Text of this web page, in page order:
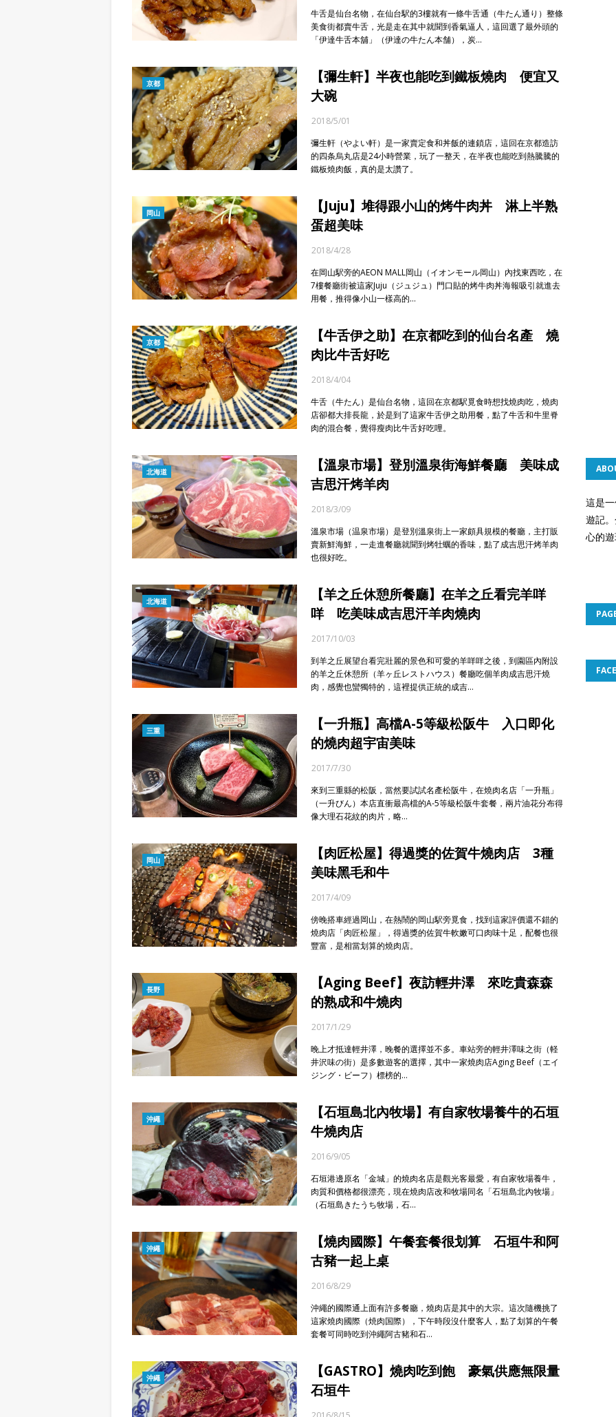
牛舌是仙台名物，在仙台駅的3樓就有一條牛舌通（牛たん通り）整條
美食街都賣牛舌，光是走在其中就聞到香氣逼人，這回選了最外頭的
「伊達牛舌本舖」（伊達の牛たん本舗），炭…
京都
【彌生軒】半夜也能吃到鐵板燒肉 便宜又
大碗
2018/5/01
彌生軒（やよい軒）是一家賣定食和丼飯的連鎖店，這回在京都造訪
的四条烏丸店是24小時營業，玩了一整天，在半夜也能吃到熱騰騰的
鐵板燒肉飯，真的是太讚了。
岡山
【Juju】堆得跟小山的烤牛肉丼 淋上半熟
蛋超美味
2018/4/28
在岡山駅旁的AEON MALL岡山（イオンモール岡山）內找東西吃，在
7樓餐廳街被這家Juju（ジュジュ）門口貼的烤牛肉丼海報吸引就進去
用餐，推得像小山一樣高的…
京都
【牛舌伊之助】在京都吃到的仙台名產 燒
肉比牛舌好吃
2018/4/04
牛舌（牛たん）是仙台名物，這回在京都駅覓食時想找燒肉吃，燒肉
店卻都大排長龍，於是到了這家牛舌伊之助用餐，點了牛舌和牛里脊
肉的混合餐，覺得瘦肉比牛舌好吃哩。
北海道
【溫泉市場】登別溫泉街海鮮餐廳 美味成
吉思汗烤羊肉
2018/3/09
溫泉市場（温泉市場）是登別溫泉街上一家頗具規模的餐廳，主打販
賣新鮮海鮮，一走進餐廳就聞到烤牡蠣的香味，點了成吉思汗烤羊肉
也很好吃。
北海道
【羊之丘休憩所餐廳】在羊之丘看完羊咩
咩 吃美味成吉思汗羊肉燒肉
2017/10/03
到羊之丘展望台看完壯麗的景色和可愛的羊咩咩之後，到園區內附設
的羊之丘休憩所（羊ヶ丘レストハウス）餐廳吃個羊肉成吉思汗燒
肉，感覺也蠻獨特的，這裡提供正統的成吉…
三重
【一升瓶】高檔A-5等級松阪牛 入口即化
的燒肉超宇宙美味
2017/7/30
來到三重縣的松阪，當然要試試名產松阪牛，在燒肉名店「一升瓶」
（一升びん）本店直衝最高檔的A-5等級松阪牛套餐，兩片油花分布得
像大理石花紋的肉片，略…
岡山
【肉匠松屋】得過獎的佐賀牛燒肉店 3種
美味黑毛和牛
2017/4/09
傍晚搭車經過岡山，在熱鬧的岡山駅旁覓食，找到這家評價還不錯的
燒肉店「肉匠松屋」，得過獎的佐賀牛軟嫩可口肉味十足，配餐也很
豐富，是相當划算的燒肉店。
長野
【Aging Beef】夜訪輕井澤 來吃貴森森
的熟成和牛燒肉
2017/1/29
晚上才抵達輕井澤，晚餐的選擇並不多。車站旁的輕井澤味之街（軽
井沢味の街）是多數遊客的選擇，其中一家燒肉店Aging Beef（エイ
ジング・ビーフ）標榜的…
沖繩
【石垣島北內牧場】有自家牧場養牛的石垣
牛燒肉店
2016/9/05
石垣港邊原名「金城」的燒肉名店是觀光客最愛，有自家牧場養牛，
肉質和價格都很漂亮，現在燒肉店改和牧場同名「石垣島北內牧場」
（石垣島きたうち牧場，石…
沖繩
【燒肉國際】午餐套餐很划算 石垣牛和阿
古豬一起上桌
2016/8/29
沖繩的國際通上面有許多餐廳，燒肉店是其中的大宗。這次隨機挑了
這家燒肉國際（焼肉国際），下午時段沒什麼客人，點了划算的午餐
套餐可同時吃到沖繩阿古豬和石…
沖繩
【GASTRO】燒肉吃到飽 豪氣供應無限量
石垣牛
這是
遊記
心的